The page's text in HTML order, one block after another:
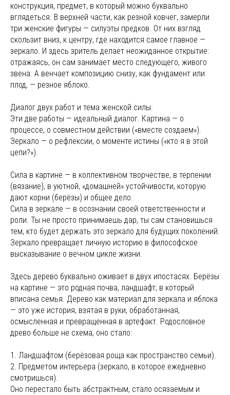
конструкция, предмет, в который можно буквально
вглядеться. В верхней части, как резной ковчег, замерли
три женские фигуры — силуэты предков. От них взгляд
скользит вниз, к центру, где находится самое главное —
зеркало. И здесь зритель делает неожиданное открытие:
отражаясь, он сам занимает место следующего, живого
звена. А венчает композицию снизу, как фундамент или
плод, — резное яблоко.
Диалог двух работ и тема женской силы:
Эти две работы — идеальный диалог. Картина — о
процессе, о совместном действии («вместе создаем»).
Зеркало — о рефлексии, о моменте истины («кто я в этой
цепи?»).
Сила в картине — в коллективном творчестве, в терпении
(вязание), в уютной, «домашней» устойчивости, которую
дают корни (берёзы) и общее дело.
Сила в зеркале — в осознании своей ответственности и
роли. Ты не просто принимаешь дар, ты сам становишься
тем, кто будет держать это зеркало для будущих поколений.
Зеркало превращает личную историю в философское
высказывание о вечном цикле жизни.
Здесь дерево буквально оживает в двух ипостасях. Берёзы
на картине — это родная почва, ландшафт, в который
вписана семья. Дерево как материал для зеркала и яблока
— это уже история, взятая в руки, обработанная,
осмысленная и превращенная в артефакт. Родословное
древо больше не схема, оно стало:
1. Ландшафтом (берёзовая роща как пространство семьи).
2. Предметом интерьера (зеркало, в которое ежедневно
смотришься).
Оно перестало быть абстрактным, стало осязаемым и